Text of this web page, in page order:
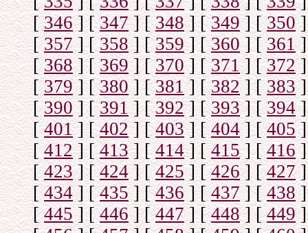
[346] [347] [348] [349] [350]
[357] [358] [359] [360] [ 361]
[368] [369] [370] [371] [372]
[379] [380] [381] [382] [383]
[390] [391] [392] [393] [394]
[401] [402] [403] [404] [405]
[412] [413] [414] [415] [416]
[423] [424] [ 425] [426] [427]
[434] [435] [436] [437] [438]
[445] [446] [447] [448] [449]